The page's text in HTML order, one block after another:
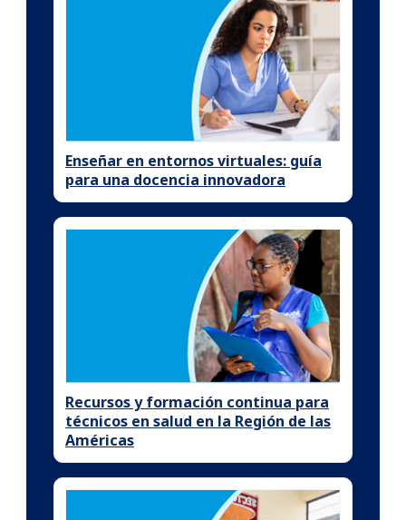
Enseñar en entornos virtuales: guía
para una docencia innovadora
Recursos y formación continua para
técnicos en salud en la Región de las
Américas